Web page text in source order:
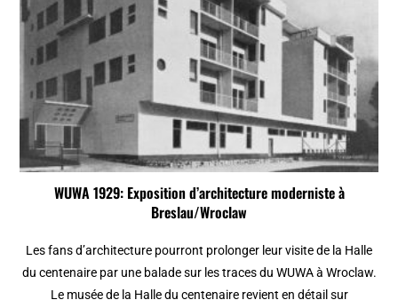
WUWA 1929: Exposition d’architecture moderniste à
Breslau/Wroclaw
Les fans d’architecture pourront prolonger leur visite de la Halle
du centenaire par une balade sur les traces du WUWA à Wroclaw.
Le musée de la Halle du centenaire revient en détail sur